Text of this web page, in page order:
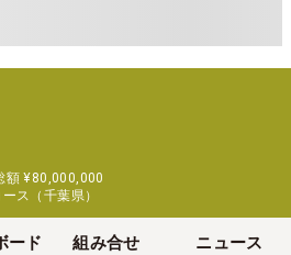
額 ¥80,000,000
ス（千葉県）
ード 組み合せ ニュース